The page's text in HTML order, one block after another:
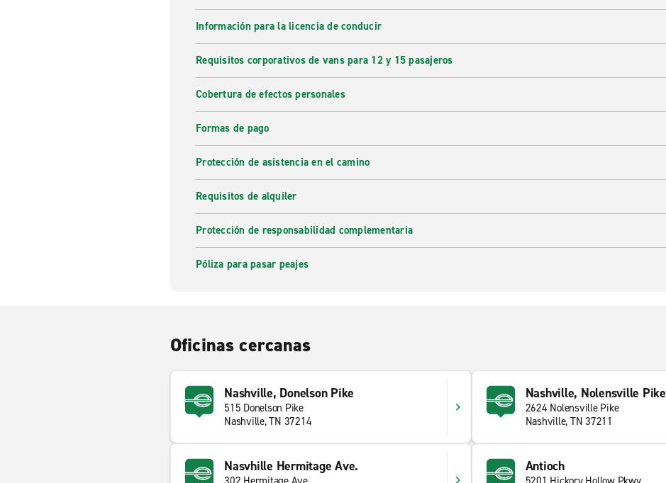
Información para la licencia de conducir
Requisitos corporativos de vans para 12 y 15 pasajeros
Cobertura de efectos personales
Formas de pago
Protección de asistencia en el camino
Requisitos de alquiler
Protección de responsabilidad complementaria
Póliza para pasar peajes
Oficinas cercanas
Nashville, Donelson Pike
515 Donelson Pike
Nashville, TN 37214
Nashville, Nolensville Pike
2624 Nolensville Pike
Nashville, TN 37211
Nasvhille Hermitage Ave. Antioch